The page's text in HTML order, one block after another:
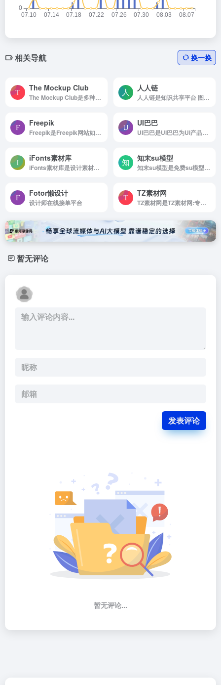
相关导航 换一换
The Mockup Club
The Mockup Club是多种软件格式免费样机
人人链
人人链是知识共享平台 图片素材 设计...
Freepik
Freepik是Freepik网站如何使用 浏览...
UI巴巴
UI巴巴是UI巴巴为UI产品设计师提供优秀手机UI界面设计欣赏。
iFonts素材库
iFonts素材库是设计素材免费下载可商用
知末su模型
知末su模型是免费su模型下载网站有哪些?知...
Fotor懒设计
设计师在线接单平台
TZ素材网
TZ素材网是TZ素材网:专注收集精品室内设计资料、提供高品质的素材资料下载交流平台、打造顶级设计资源下载中心。
暂无评论
发表评论
暂无评论...